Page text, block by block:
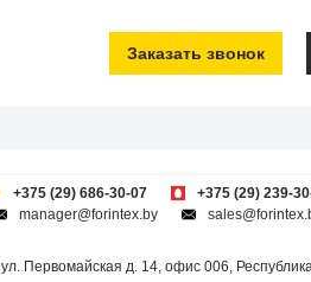
Заказать звонок
+375 (29) 686-30-07
+375 (29) 239-
manager@forintex.by
ул. Первомайская д. 14, офис 006,